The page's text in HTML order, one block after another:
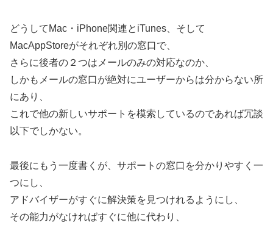
どうしてMac・iPhone関連とiTunes、そして
MacAppStoreがそれぞれ別の窓口で、
さらに後者の２つはメールのみの対応なのか、
しかもメールの窓口が絶対にユーザーからは分からない所
にあり、
これで他の新しいサポートを模索しているのであれば冗談
以下でしかない。
最後にもう一度書くが、サポートの窓口を分かりやすく一
つにし、
アドバイザーがすぐに解決策を見つけれるようにし、
その能力がなければすぐに他に代わり、